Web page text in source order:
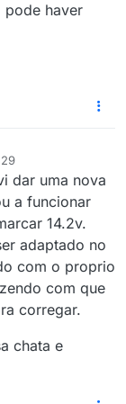
pode haver
dar uma nova
a funcionar
14.2v.
adaptado no
com o proprio
com que
corregar.
chata e